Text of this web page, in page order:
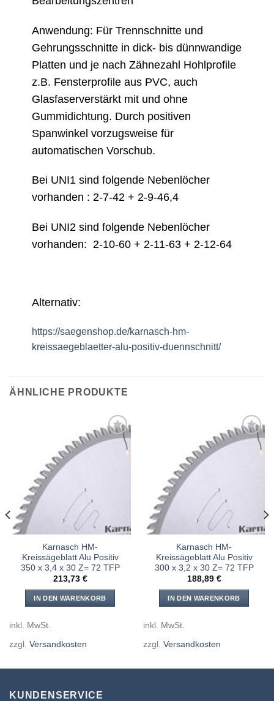
Anwendung: Für Trennschnitte und
Gehrungsschnitte in dick- bis dünnwandige
Platten und je nach Zähnezahl Hohlprofile
z.B. Fensterprofile aus PVC, auch
Glasfaserverstärkt mit und ohne
Gummidichtung. Durch positiven
Spanwinkel vorzugsweise für
automatischen Vorschub.
Bei UNI1 sind folgende Nebenlöcher
vorhanden : 2-7-42 + 2-9-46,4
Bei UNI2 sind folgende Nebenlöcher
vorhanden: 2-10-60 + 2-11-63 + 2-12-64
Alternativ:
https://saegenshop.de/karnasch-hm-
kreissaegeblaetter-alu-positiv-duennschnitt/
ÄHNLICHE PRODUKTE
Karnasch HM-
Kreissägeblatt Alu Positiv
350 x 3,4 x 30 Z= 72 TFP
213,73 €
IN DEN WARENKORB
inkl. MwSt.
zzgl. Versandkosten
Karnasch HM-
Kreissägeblatt Alu Positiv
300 x 3,2 x 30 Z= 72 TFP
188,89 €
IN DEN WARENKORB
inkl. MwSt.
zzgl. Versandkosten
KUNDENSERVICE